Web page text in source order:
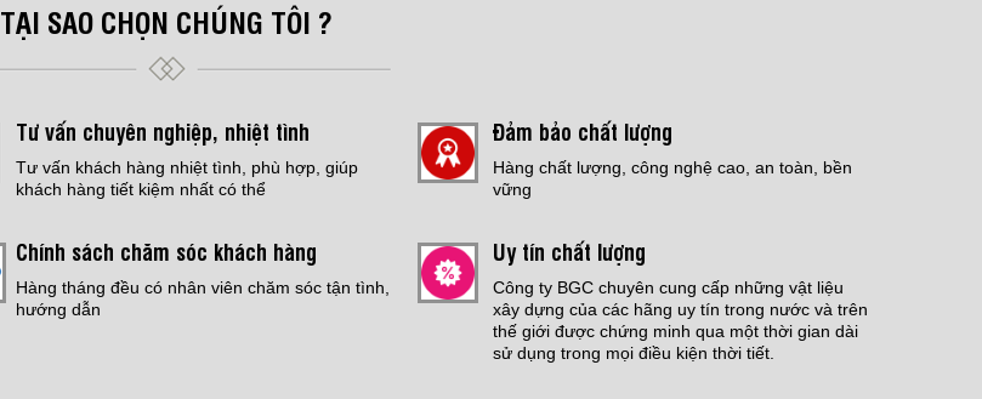
TẠI SAO CHỌN CHÚNG TÔI ?
Tư vấn chuyên nghiệp, nhiệt tình
Tư vấn khách hàng nhiệt tình, phù hợp, giúp
khách hàng tiết kiệm nhất có thể
Đảm bảo chất lượng
Hàng chất lượng, công nghệ cao, an toàn, bền
vững
Chính sách chăm sóc khách hàng
Hàng tháng đều có nhân viên chăm sóc tận tình,
hướng dẫn
Uy tín chất lượng
Công ty BGC chuyên cung cấp những vật liệu
xây dựng của các hãng uy tín trong nước và trên
thế giới được chứng minh qua một thời gian dài
sử dụng trong mọi điều kiện thời tiết.